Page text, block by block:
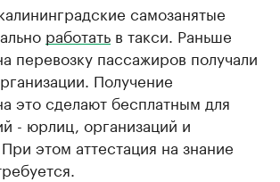
самозанятые
работать в такси. Раньше
перевозку пассажиров получали
Получение
это сделают бесплатным для
- юрлиц, организаций и
этом аттестация на знание